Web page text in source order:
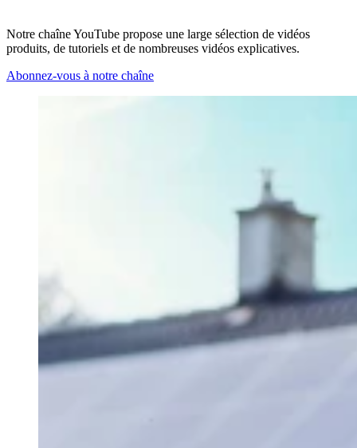
Notre chaîne YouTube propose une large sélection de vidéos
produits, de tutoriels et de nombreuses vidéos explicatives.
Abonnez-vous à notre chaîne